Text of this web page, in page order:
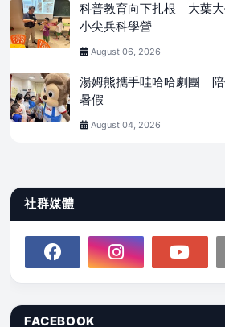
科普教育向下扎根 大葉大
小尖兵科學營
August 06, 2026
湯姆熊攜手哇哈哈劇團 陪
暑假
August 04, 2026
社群媒體
FACEBOOK